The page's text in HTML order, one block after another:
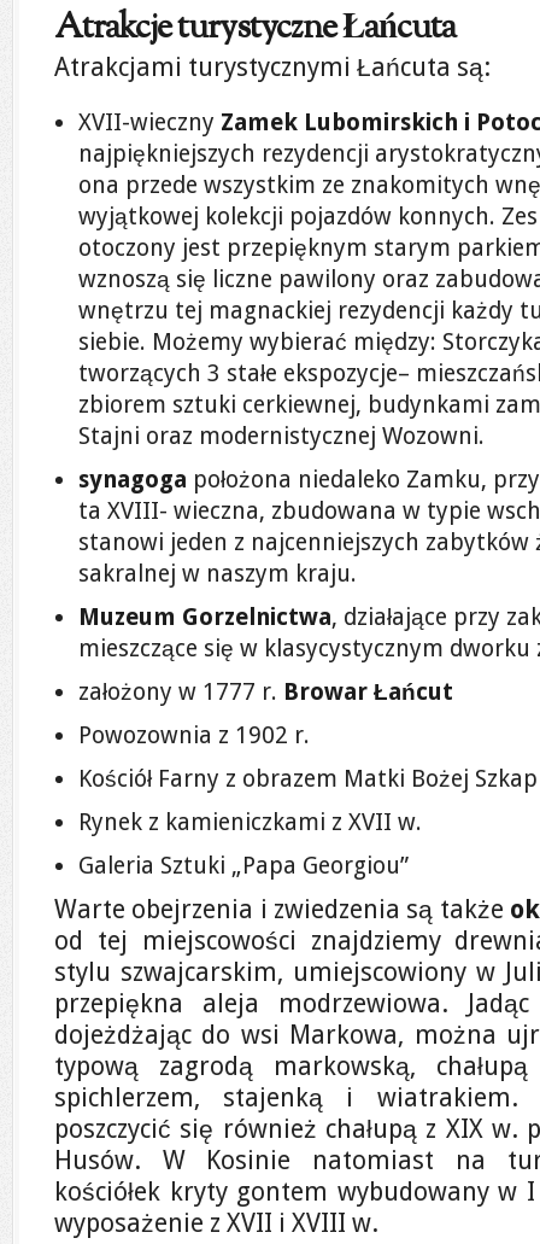
Atrakcje turystyczne Łańcuta
Atrakcjami turystycznymi Łańcuta są:
XVII-wieczny Zamek Lubomirskich i
najpiękniejszych rezydencji
ona przede wszystkim ze znakomitych
wyjątkowej kolekcji pojazdów konnych.
otoczony jest przepięknym starym
wznoszą się liczne pawilony oraz
wnętrzu tej magnackiej rezydencji każdy
siebie. Możemy wybierać między:
tworzących 3 stałe ekspozycje–
zbiorem sztuki cerkiewnej, budynkami
Stajni oraz modernistycznej Wozowni.
synagoga położona niedaleko Zamku,
ta XVIII- wieczna, zbudowana w typie
stanowi jeden z najcenniejszych
sakralnej w naszym kraju.
Muzeum Gorzelnictwa, działające przy
mieszczące się w klasycystycznym dworku
założony w 1777 r. Browar Łańcut
Powozownia z 1902 r.
Kościół Farny z obrazem Matki Bożej
Rynek z kamieniczkami z XVII w.
Galeria Sztuki „Papa Georgiou”
Warte obejrzenia i zwiedzenia są także
od tej miejscowości znajdziemy
stylu szwajcarskim, umiejscowiony w
przepiękna aleja modrzewiowa.
dojeżdżając do wsi Markowa, można
typową zagrodą markowską,
spichlerzem, stajenką i wiatrakiem.
poszczycić się również chałupą z XIX w.
Husów. W Kosinie natomiast na
kościółek kryty gontem wybudowany w
wyposażenie z XVII i XVIII w.